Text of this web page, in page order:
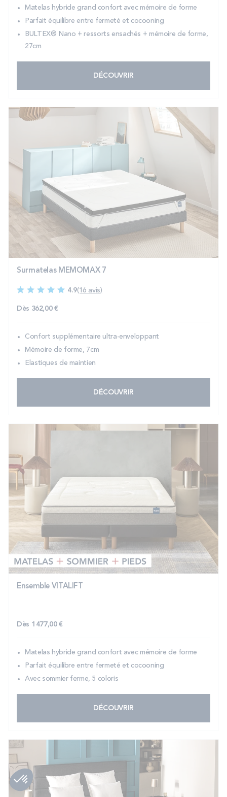
Matelas hybride grand confort avec mémoire de forme
Parfait équilibre entre fermeté et cocooning
BULTEX® Nano + ressorts ensachés + mémoire de forme,
27cm
DÉCOUVRIR
Surmatelas MEMOMAX 7
4.9(16 avis)
Dès 362,00 €
Confort supplémentaire ultra-enveloppant
Mémoire de forme, 7cm
Elastiques de maintien
DÉCOUVRIR
Ensemble VITALIFT
Dès 1 477,00 €
Matelas hybride grand confort avec mémoire de forme
Parfait équilibre entre fermeté et cocooning
Avec sommier ferme, 5 coloris
DÉCOUVRIR